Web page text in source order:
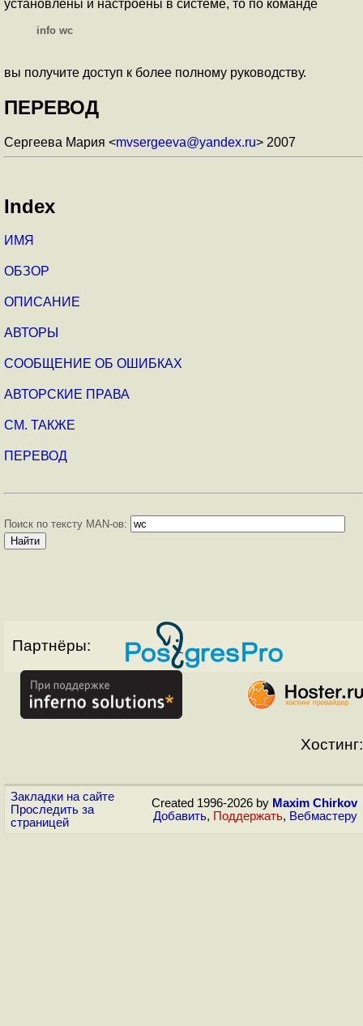
установлены и настроены в системе, то по команде
info wc
вы получите доступ к более полному руководству.
ПЕРЕВОД
Сергеева Мария <mvsergeeva@yandex.ru> 2007
Index
ИМЯ
ОБЗОР
ОПИСАНИЕ
АВТОРЫ
СООБЩЕНИЕ ОБ ОШИБКАХ
АВТОРСКИЕ ПРАВА
СМ. ТАКЖЕ
ПЕРЕВОД
Поиск по тексту MAN-ов:
Партнёры:
Хостинг:
Закладки на сайте
Проследить за
страницей
Created 1996-2026 by Maxim Chirkov
Добавить, Поддержать, Вебмастеру